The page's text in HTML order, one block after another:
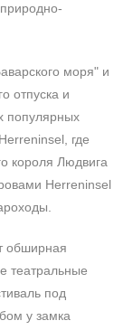
моря" и
отпуска и
популярных
где
короля Людвига
Herreninsel
обширная
театральные
под
у замка